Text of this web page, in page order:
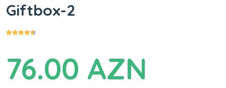
Giftbox-2
76.00 AZN